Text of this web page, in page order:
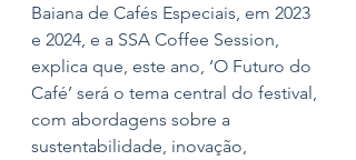
Baiana de Cafés Especiais, em 2023
e 2024, e a SSA Coffee Session,
explica que, este ano, ‘O Futuro do
Café’ será o tema central do festival,
com abordagens sobre a
sustentabilidade, inovação,